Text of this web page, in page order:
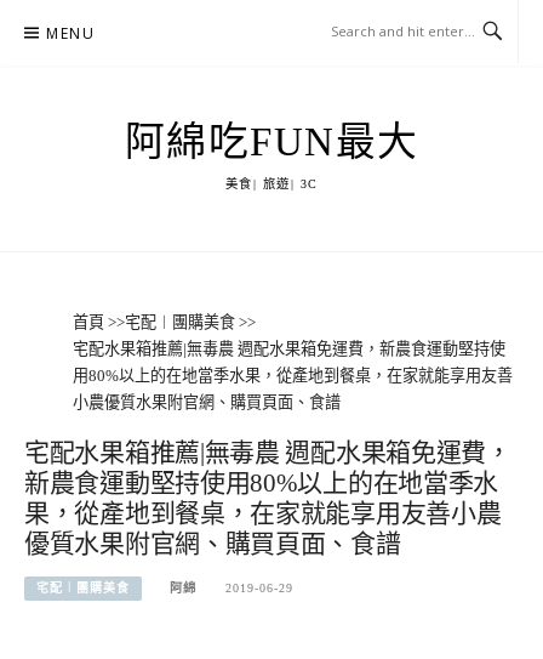
MENU
阿綿吃FUN最大
美食| 旅遊| 3C
首頁 >>宅配︱團購美食 >>
宅配水果箱推薦|無毒農 週配水果箱免運費，新農食運動堅持使
用80%以上的在地當季水果，從產地到餐桌，在家就能享用友善
小農優質水果附官網、購買頁面、食譜
宅配水果箱推薦|無毒農 週配水果箱免運費，
新農食運動堅持使用80%以上的在地當季水
果，從產地到餐桌，在家就能享用友善小農
優質水果附官網、購買頁面、食譜
宅配︱團購美食 阿綿 2019-06-29